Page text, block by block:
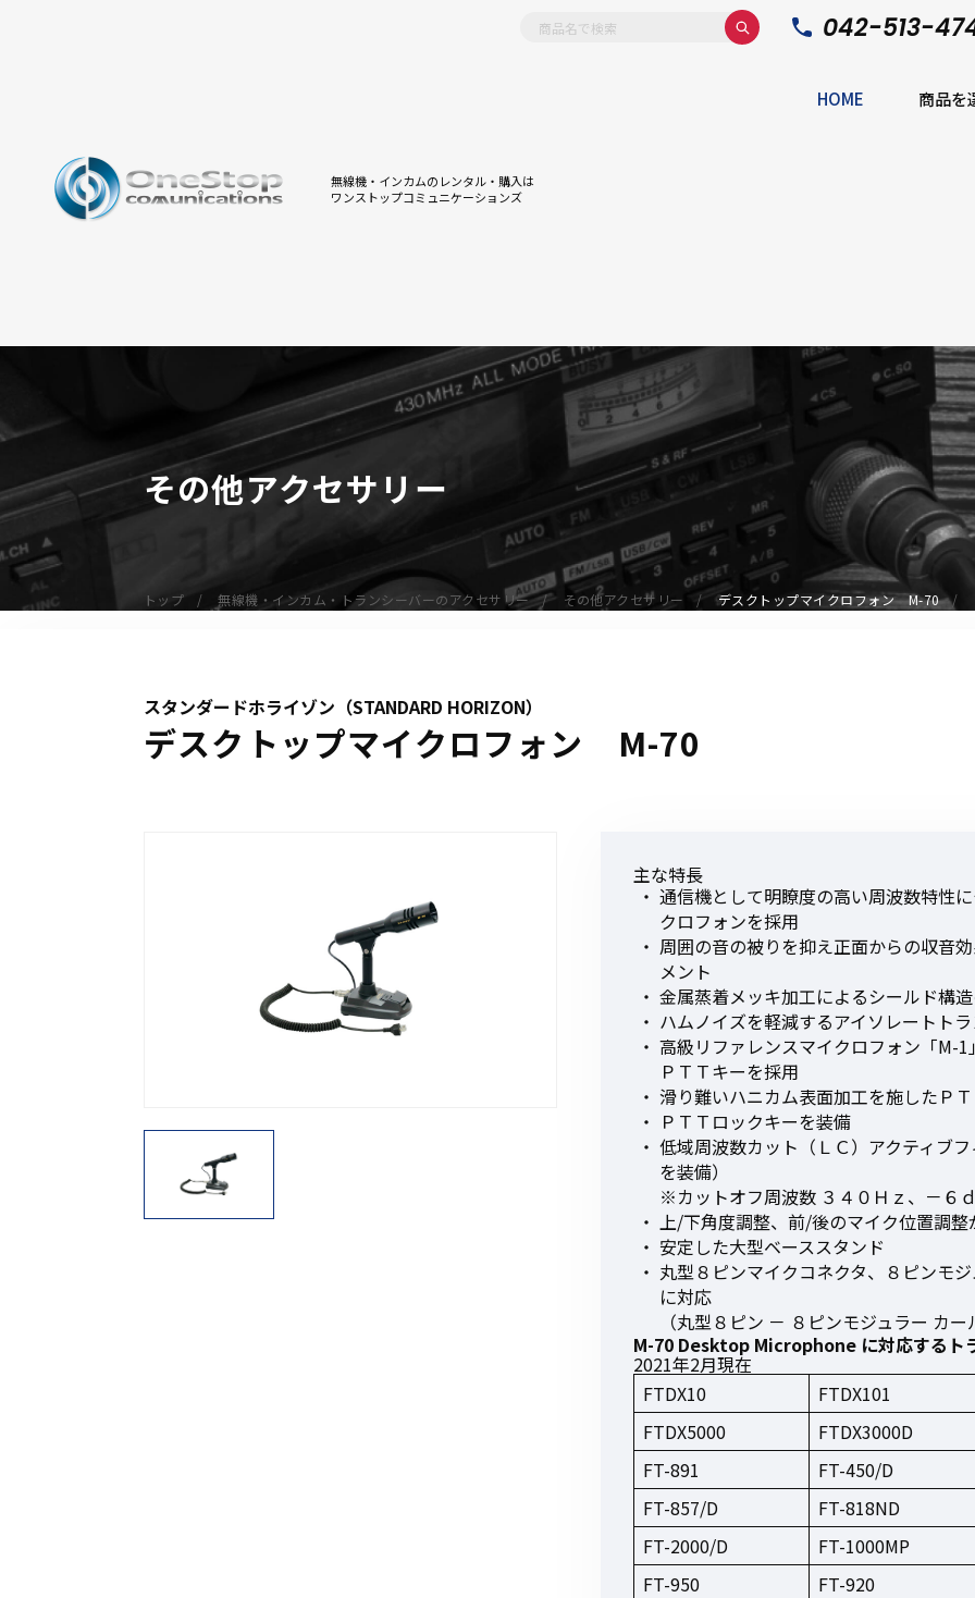
無線機・インカムのレンタル・購入は
ワンストップコミュニケーションズ
042-513-
HOME 商品を
無線機
デジタル無線機（登録局）
デジタル無線機（免許局）
受信機（レシーバー）
アマチュア無線機
オーダーコール
オーダーコール
アクセサリー
イヤホンマイク
スピーカーマイク
イヤホン
ベルトクリップ
無線機収納・運搬ケース
その他アクセサリー
初めてご利用の方
金額から探す
販売商品から探す
その他アクセサリー
トップ 無線機・インカム・トランシーバーのアクセサリー その他アクセサリー デスクトップマイクロフォン M-70
スタンダードホライゾン（STANDARD HORIZON）
デスクトップマイクロフォン M-70
主な特長
通信機として明瞭度の高い周波数特性
クロフォンを採用
周囲の音の被りを抑え正面からの収音
メント
金属蒸着メッキ加工によるシールド構
ハムノイズを軽減するアイソレートト
高級リファレンスマイクロフォン「M-
ＰＴＴキーを採用
滑り難いハニカム表面加工を施したＰ
ＰＴＴロックキーを装備
低域周波数カット（ＬＣ）アクティブ
を装備）
※カットオフ周波数 ３４０Ｈｚ、－６
上/下角度調整、前/後のマイク位置調整
安定した大型ベーススタンド
丸型８ピンマイクコネクタ、８ピンモ
に対応
（丸型８ピン － ８ピンモジュラー カ
M-70 Desktop Microphone に対応するト
2021年2月現在
FTDX10
FTDX101
FTDX5000
FTDX3000D
FT-891
FT-450/D
FT-857/D
FT-818ND
FT-2000/D
FT-1000MP
FT-950
FT-920